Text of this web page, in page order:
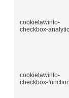
cookielawinfo-
checkbox-
cookielawinfo-
checkbox-